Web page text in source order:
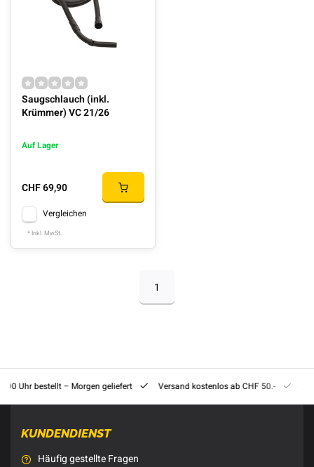
Saugschlauch (inkl.
Krümmer) VC 21/26
Auf Lager
CHF 69,90
Vergleichen
* Inkl. MwSt.
1
Uhr bestellt – Morgen geliefert Versand kostenlos ab CHF 50.-
KUNDENDIENST
Häufig gestellte Fragen